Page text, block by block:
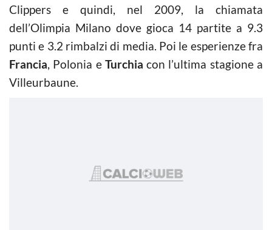
Clippers e quindi, nel 2009, la chiamata
dell’Olimpia Milano dove gioca 14 partite a 9.3
punti e 3.2 rimbalzi di media. Poi le esperienze fra
Francia, Polonia e Turchia con l’ultima stagione a
Villeurbaune.